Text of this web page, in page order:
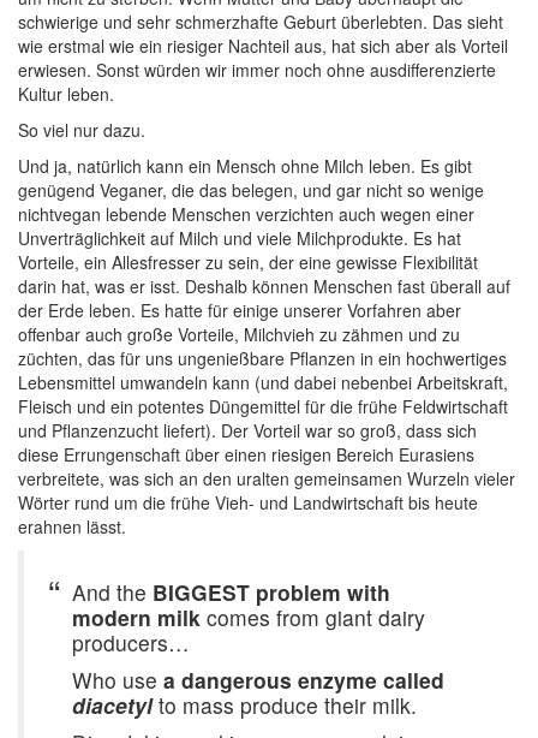
schwierige und sehr schmerzhafte Geburt überlebten. Das sieht
wie erstmal wie ein riesiger Nachteil aus, hat sich aber als Vorteil
erwiesen. Sonst würden wir immer noch ohne ausdifferenzierte
Kultur leben.
So viel nur dazu.
Und ja, natürlich kann ein Mensch ohne Milch leben. Es gibt
genügend Veganer, die das belegen, und gar nicht so wenige
nichtvegan lebende Menschen verzichten auch wegen einer
Unverträglichkeit auf Milch und viele Milchprodukte. Es hat
Vorteile, ein Allesfresser zu sein, der eine gewisse Flexibilität
darin hat, was er isst. Deshalb können Menschen fast überall auf
der Erde leben. Es hatte für einige unserer Vorfahren aber
offenbar auch große Vorteile, Milchvieh zu zähmen und zu
züchten, das für uns ungenießbare Pflanzen in ein hochwertiges
Lebensmittel umwandeln kann (und dabei nebenbei Arbeitskraft,
Fleisch und ein potentes Düngemittel für die frühe Feldwirtschaft
und Pflanzenzucht liefert). Der Vorteil war so groß, dass sich
diese Errungenschaft über einen riesigen Bereich Eurasiens
verbreitete, was sich an den uralten gemeinsamen Wurzeln vieler
Wörter rund um die frühe Vieh- und Landwirtschaft bis heute
erahnen lässt.
And the BIGGEST problem with
modern milk comes from giant dairy
producers…
Who use a dangerous enzyme called
diacetylto mass produce their milk.